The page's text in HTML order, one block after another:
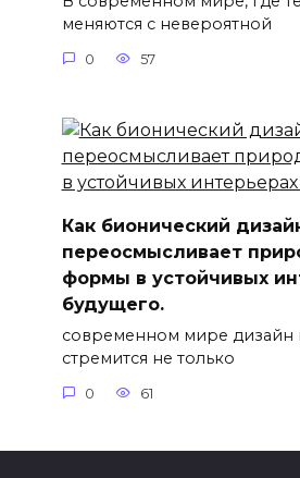
меняются с невероятной
0 57
Как бионический
переосмысливает
формы в устойчивых
будущего.
современном мире дизайн
стремится не только
0 61